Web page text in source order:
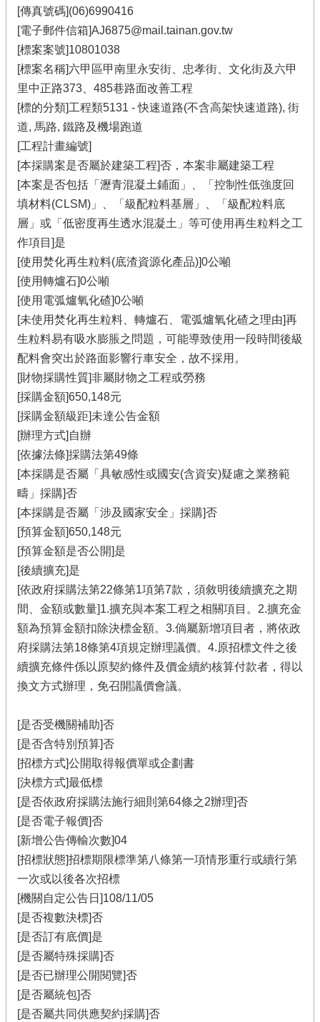
[傳真號碼](06)6990416
[電子郵件信箱]AJ6875@mail.tainan.gov.tw
[標案案號]10801038
[標案名稱]六甲區甲南里永安街、忠孝街、文化街及六甲
里中正路373、485巷路面改善工程
[標的分類]工程類5131 - 快速道路(不含高架快速道路), 街
道, 馬路, 鐵路及機場跑道
[工程計畫編號]
[本採購案是否屬於建築工程]否，本案非屬建築工程
[本案是否包括「瀝青混凝土鋪面」、「控制性低強度回
填材料(CLSM)」、「級配粒料基層」、「級配粒料底
層」或「低密度再生透水混凝土」等可使用再生粒料之工
作項目]是
[使用焚化再生粒料(底渣資源化產品)]0公噸
[使用轉爐石]0公噸
[使用電弧爐氧化碴]0公噸
[未使用焚化再生粒料、轉爐石、電弧爐氧化碴之理由]再
生粒料易有吸水膨脹之問題，可能導致使用一段時間後級
配料會突出於路面影響行車安全，故不採用。
[財物採購性質]非屬財物之工程或勞務
[採購金額]650,148元
[採購金額級距]未達公告金額
[辦理方式]自辦
[依據法條]採購法第49條
[本採購是否屬「具敏感性或國安(含資安)疑慮之業務範
疇」採購]否
[本採購是否屬「涉及國家安全」採購]否
[預算金額]650,148元
[預算金額是否公開]是
[後續擴充]是
[依政府採購法第22條第1項第7款，須敘明後續擴充之期
間、金額或數量]1.擴充與本案工程之相關項目。2.擴充金
額為預算金額扣除決標金額。3.倘屬新增項目者，將依政
府採購法第18條第4項規定辦理議價。4.原招標文件之後
續擴充條件係以原契約條件及價金續約核算付款者，得以
換文方式辦理，免召開議價會議。
[是否受機關補助]否
[是否含特別預算]否
[招標方式]公開取得報價單或企劃書
[決標方式]最低標
[是否依政府採購法施行細則第64條之2辦理]否
[是否電子報價]否
[新增公告傳輸次數]04
[招標狀態]招標期限標準第八條第一項情形重行或續行第
一次或以後各次招標
[機關自定公告日]108/11/05
[是否複數決標]否
[是否訂有底價]是
[是否屬特殊採購]否
[是否已辦理公開閱覽]否
[是否屬統包]否
[是否屬共同供應契約採購]否